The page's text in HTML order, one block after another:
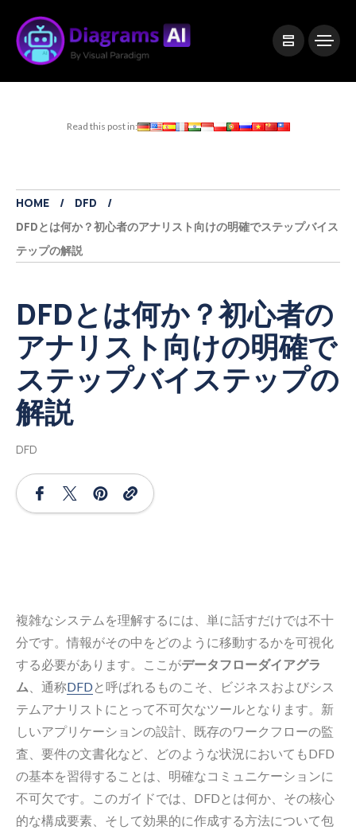
Read this post in:
HOME
DFD
DFDとは何か？初心者のアナリスト向けの明確でステップバイス
テップの解説
DFDとは何か？初心者の
アナリスト向けの明確で
ステップバイステップの
解説
DFD
複雑なシステムを理解するには、単に話すだけでは不十
分です。情報がその中をどのように移動するかを可視化
する必要があります。ここがデータフローダイアグラ
ム 、通称DFDと呼ばれるものこそ、ビジネスおよびシス
テムアナリストにとって不可欠なツールとなります。新
しいアプリケーションの設計、既存のワークフローの監
査、要件の文書化など、どのような状況においてもDFD
の基本を習得することは、明確なコミュニケーションに
不可欠です。このガイドでは、DFDとは何か、その核心
的な構成要素、そして効果的に作成する方法について包